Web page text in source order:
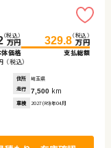
（税込）
万円
価格
329.8（税込）
万円
支払総額
（税込）
住所
埼玉県
走行 7,500 km
車検 2027(R9)年04月